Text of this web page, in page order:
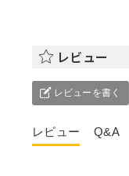
レビュー
レビューを書く
レビュー Q&A